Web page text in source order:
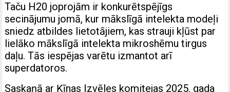
Taču H20 joprojām ir konkurētspējīgs
secinājumu jomā, kur mākslīgā intelekta modeļi
sniedz atbildes lietotājiem, kas strauji kļūst par
lielāko mākslīgā intelekta mikroshēmu tirgus
daļu. Tās iespējas varētu izmantot arī
superdatoros.
Saskaņā ar Ķīnas Izvēles komitejas 2025. gada